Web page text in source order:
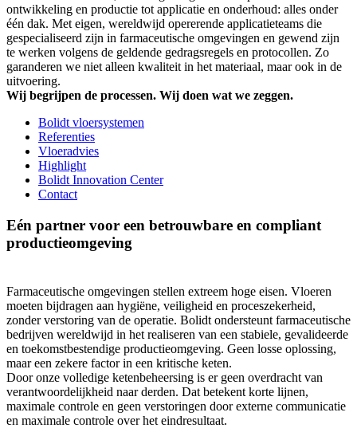
ontwikkeling en productie tot applicatie en onderhoud: alles onder
één dak. Met eigen, wereldwijd opererende applicatieteams die
gespecialiseerd zijn in farmaceutische omgevingen en gewend zijn
te werken volgens de geldende gedragsregels en protocollen. Zo
garanderen we niet alleen kwaliteit in het materiaal, maar ook in de
uitvoering.
Wij begrijpen de processen. Wij doen wat we zeggen.
Bolidt vloersystemen
Referenties
Vloeradvies
Highlight
Bolidt Innovation Center
Contact
Eén partner voor een betrouwbare en compliant
productieomgeving
Farmaceutische omgevingen stellen extreem hoge eisen. Vloeren
moeten bijdragen aan hygiëne, veiligheid en proceszekerheid,
zonder verstoring van de operatie. Bolidt ondersteunt farmaceutische
bedrijven wereldwijd in het realiseren van een stabiele, gevalideerde
en toekomstbestendige productieomgeving. Geen losse oplossing,
maar een zekere factor in een kritische keten.
Door onze volledige ketenbeheersing is er geen overdracht van
verantwoordelijkheid naar derden. Dat betekent korte lijnen,
maximale controle en geen verstoringen door externe communicatie
en maximale controle over het eindresultaat.